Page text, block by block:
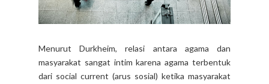
Menurut Durkheim, relasi antara agama dan
masyarakat sangat intim karena agama terbentuk
dari social current (arus sosial) ketika masyarakat